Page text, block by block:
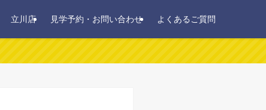
立川店 見学予約・お問い合わせ よくあるご質問